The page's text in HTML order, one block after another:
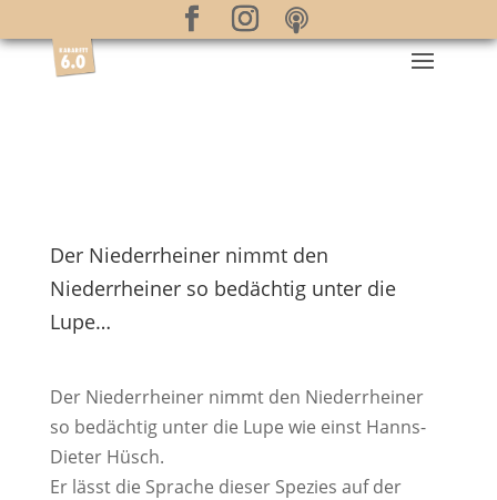
Der Niederrheiner nimmt den
Niederrheiner so bedächtig unter die
Lupe…
Der Niederrheiner nimmt den Niederrheiner
so bedächtig unter die Lupe wie einst Hanns-
Dieter Hüsch.
Er lässt die Sprache dieser Spezies auf der